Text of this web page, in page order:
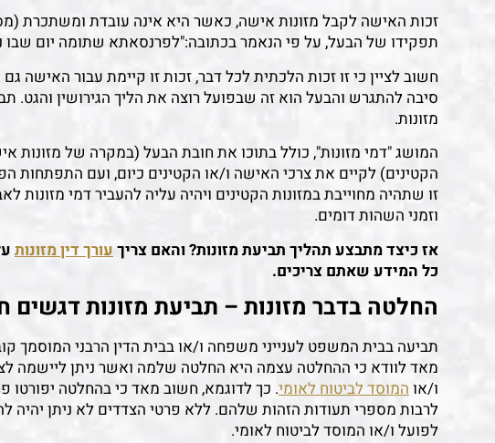
זכות האישה לקבל מזונות אישה, כאשר היא אינה עובדת ומשתכרת
תפקידו של הבעל, על פי הנאמר בכתובה:"לפרנסאתא שתומה יום שבו
חשוב לציין כי זו זכות הלכתית לכל דבר, זכות זו קיימת עבור
סיבה להתגרש והבעל הוא זה שבפועל רוצה את הליך הגירושין והגט.
מזונות.
המושג "דמי מזונות", כולל בתוכו את חובת הבעל (במקרה של מזונות
הקטינים) לקיים את צרכי האישה ו/או הקטינים כיום, ועם התפתחות
זו שתהיה מחוייבת במזונות הקטינים ויהיה עליה להעביר דמי
וזמני השהות דומים.
אז כיצד מתבצע תהליך תביעת מזונות? והאם צריך עורך דין מזונות
כל המידע שאתם צריכים.
החלטה בדבר מזונות – תביעת מזונות דגשים
תביעה בבית המשפט לענייני משפחה ו/או בבית הדין הרבני המוסמך
מאד לוודא כי ההחלטה עצמה היא החלטה שלמה ואשר ניתן ליישמה
ו/או המוסד לביטוח לאומי. כך לדוגמא, חשוב מאד כי בהחלטה יפורטו
לרבות מספרי תעודות הזהות שלהם. ללא פרטי הצדדים לא ניתן
לפועל ו/או המוסד לביטוח לאומי.